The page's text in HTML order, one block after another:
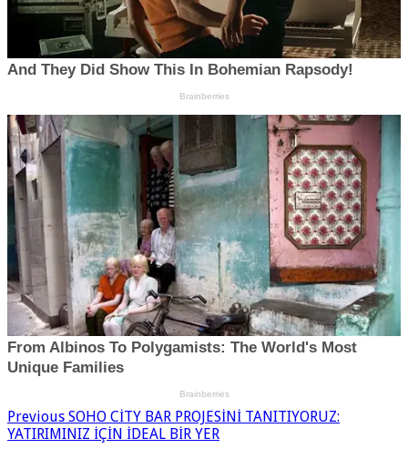
Previous SOHO CİTY BAR PROJESİNİ TANITIYORUZ:
YATIRIMINIZ İÇİN İDEAL BİR YER